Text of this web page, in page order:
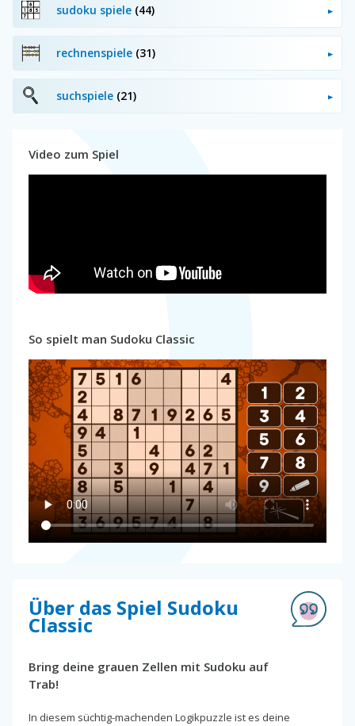
sudoku spiele (44)
rechnenspiele (31)
suchspiele (21)
Video zum Spiel
So spielt man Sudoku Classic
Über das Spiel Sudoku
Classic
Bring deine grauen Zellen mit Sudoku auf
Trab!
In diesem süchtig-machenden Logikpuzzle ist es deine